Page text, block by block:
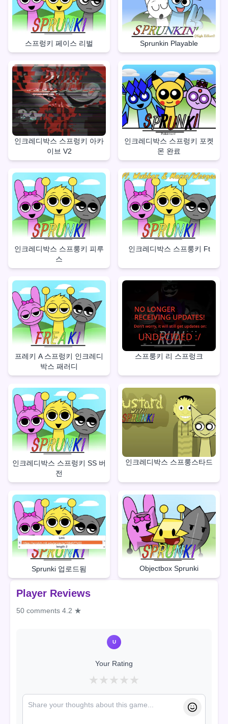
스프렁키 페이스 리벌 Sprunkin Playable
인크레디박스 스프렁키 아카
이브 V2
인크레디박스 스프렁키 포켓
몬 완료
인크레디박스 스프룽키 피루
스
인크레디박스 스프룽키 Ft
프레키 A 스프렁키 인크레디
박스 패러디
스프룽키 리 스프렁크
인크레디박스 스프렁키 SS 버
전
인크레디박스 스프룽스타드
Sprunki 업로드됨 Objectbox Sprunki
Player Reviews
50 comments 4.2 ★
U
Your Rating
★★★★★